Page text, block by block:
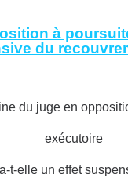
à
du
du juge en
exécutoire
a-t-elle un effet